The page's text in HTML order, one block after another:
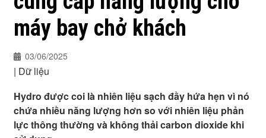
máy bay chở khách
03/06/2025
| Dữ liệu
Hydro được coi là nhiên liệu sạch đầy hứa hẹn vì nó
chứa nhiều năng lượng hơn so với nhiên liệu phản
lực thông thường và không thải carbon dioxide khi